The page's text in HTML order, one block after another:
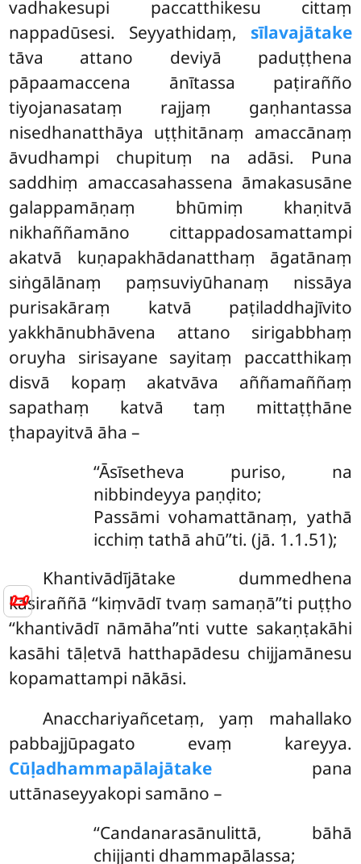
📜
vadhakesupi paccatthikesu cittaṃ
nappadūsesi. Seyyathidaṃ, sīlavajātake
tāva attano deviyā paduṭṭhena
pāpaamaccena ānītassa paṭirañño
tiyojanasataṃ rajjaṃ gaṇhantassa
nisedhanatthāya uṭṭhitānaṃ amaccānaṃ
āvudhampi chupituṃ na adāsi. Puna
saddhiṃ amaccasahassena āmakasusāne
galappamāṇaṃ bhūmiṃ khaṇitvā
nikhaññamāno cittappadosamattampi
akatvā kuṇapakhādanatthaṃ āgatānaṃ
siṅgālānaṃ paṃsuviyūhanaṃ nissāya
purisakāraṃ katvā paṭiladdhajīvito
yakkhānubhāvena attano sirigabbhaṃ
oruyha sirisayane sayitaṃ paccatthikaṃ
disvā kopaṃ akatvāva aññamaññaṃ
sapathaṃ katvā taṃ mittaṭṭhāne
ṭhapayitvā āha –
‘‘Āsīsetheva puriso, na
nibbindeyya paṇḍito;
Passāmi vohamattānaṃ, yathā
icchiṃ tathā ahū’’ti. (jā. 1.1.51);
Khantivādījātake dummedhena
kāsiraññā ‘‘kiṃvādī tvaṃ samaṇā’’ti puṭṭho
‘‘khantivādī nāmāha’’nti vutte sakaṇṭakāhi
kasāhi tāḷetvā hatthapādesu chijjamānesu
kopamattampi nākāsi.
Anacchariyañcetaṃ, yaṃ mahallako
pabbajjūpagato evaṃ kareyya.
Cūḷadhammapālajātake pana
uttānaseyyakopi samāno –
‘‘Candanarasānulittā, bāhā
chijjanti dhammapālassa;